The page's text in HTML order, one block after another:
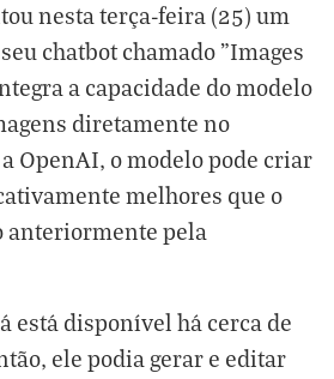
nesta terça-feira (25) um
chatbot chamado "Images
a capacidade do modelo
diretamente no
a OpenAI, o modelo pode criar
melhores que o
anteriormente pela
está disponível há cerca de
ele podia gerar e editar